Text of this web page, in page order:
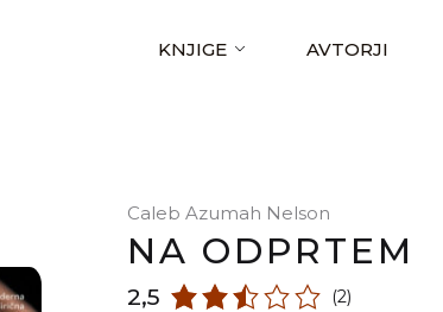
KNJIGE AVTORJI
Caleb Azumah Nelson
NA ODPRTEM
2,5 (2)